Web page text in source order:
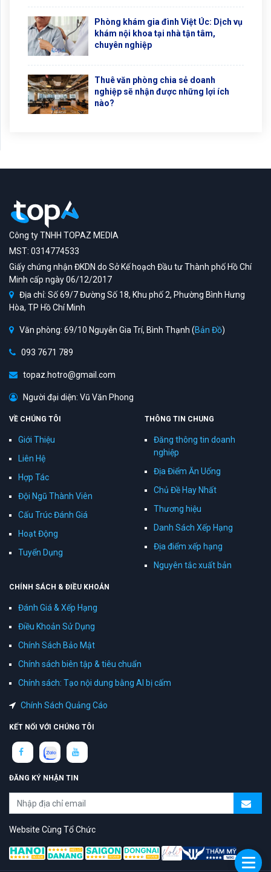
Phòng khám gia đình Việt Úc: Dịch vụ
khám nội khoa tại nhà tận tâm,
chuyên nghiệp
Thuê văn phòng chia sẻ doanh
nghiệp sẽ nhận được những lợi ích
nào?
Công ty TNHH TOPAZ MEDIA
MST: 0314774533
Giấy chứng nhận ĐKDN do Sở Kế hoạch Đầu tư Thành phố Hồ Chí
Minh cấp ngày 06/12/2017
Địa chỉ: Số 69/7 Đường Số 18, Khu phố 2, Phường Bình Hưng
Hòa, TP Hồ Chí Minh
Văn phòng: 69/10 Nguyễn Gia Trí, Bình Thạnh (Bản Đồ)
093 7671 789
topaz.hotro@gmail.com
Người đại diện: Vũ Văn Phong
VỀ CHÚNG TÔI
Giới Thiệu
Liên Hệ
Hợp Tác
Đội Ngũ Thành Viên
Cấu Trúc Đánh Giá
Hoạt Động
Tuyển Dụng
THÔNG TIN CHUNG
Đăng thông tin doanh
nghiệp
Địa Điểm Ăn Uống
Chủ Đề Hay Nhất
Thương hiệu
Danh Sách Xếp Hạng
Địa điểm xếp hạng
Nguyên tắc xuất bản
CHÍNH SÁCH & ĐIỀU KHOẢN
Đánh Giá & Xếp Hạng
Điều Khoản Sử Dụng
Chính Sách Bảo Mật
Chính sách biên tập & tiêu chuẩn
Chính sách: Tạo nội dung bằng AI bị cấm
Chính Sách Quảng Cáo
KẾT NỐI VỚI CHÚNG TÔI
ĐĂNG KÝ NHẬN TIN
Website Cùng Tổ Chức